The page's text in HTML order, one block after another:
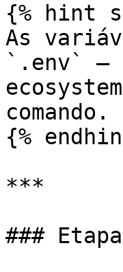
{% hint
As
`.env` —
comando.
{%
***
###